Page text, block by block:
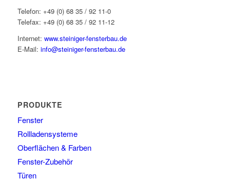
Telefon: +49 (0) 68 35 / 92 11-0
Telefax: +49 (0) 68 35 / 92 11-12
Internet: www.steiniger-fensterbau.de
E-Mail: info@steiniger-fensterbau.de
PRODUKTE
Fenster
Rollladensysteme
Oberflächen & Farben
Fenster-Zubehör
Türen